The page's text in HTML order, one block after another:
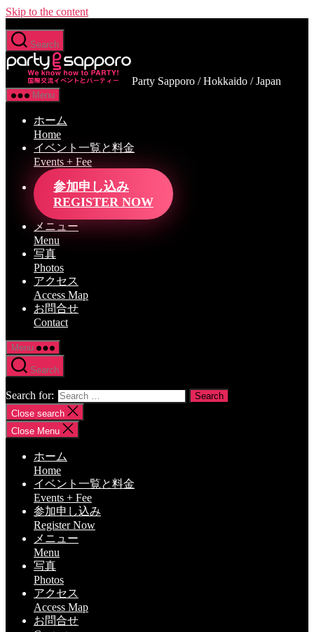
Skip to the content
Search
Party Sapporo / Hokkaido / Japan
Menu
ホーム
Home
イベント一覧と料金
Events + Fee
参加申し込み
REGISTER NOW
メニュー
Menu
写真
Photos
アクセス
Access Map
お問合せ
Contact
Menu
Search
Search for:
Close search
Close Menu
ホーム
Home
イベント一覧と料金
Events + Fee
参加申し込み
Register Now
メニュー
Menu
写真
Photos
アクセス
Access Map
お問合せ